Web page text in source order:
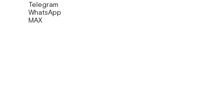
Telegram
WhatsApp
MAX